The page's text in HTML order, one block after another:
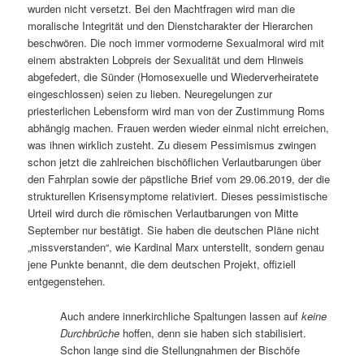
wurden nicht versetzt. Bei den Machtfragen wird man die
moralische Integrität und den Dienstcharakter der Hierarchen
beschwören. Die noch immer vormoderne Sexualmoral wird mit
einem abstrakten Lobpreis der Sexualität und dem Hinweis
abgefedert, die Sünder (Homosexuelle und Wiederverheiratete
eingeschlossen) seien zu lieben. Neuregelungen zur
priesterlichen Lebensform wird man von der Zustimmung Roms
abhängig machen. Frauen werden wieder einmal nicht erreichen,
was ihnen wirklich zusteht. Zu diesem Pessimismus zwingen
schon jetzt die zahlreichen bischöflichen Verlautbarungen über
den Fahrplan sowie der päpstliche Brief vom 29.06.2019, der die
strukturellen Krisensymptome relativiert. Dieses pessimistische
Urteil wird durch die römischen Verlautbarungen von Mitte
September nur bestätigt. Sie haben die deutschen Pläne nicht
„missverstanden“, wie Kardinal Marx unterstellt, sondern genau
jene Punkte benannt, die dem deutschen Projekt, offiziell
entgegenstehen.
Auch andere innerkirchliche Spaltungen lassen aufkeine
Durchbrüche hoffen, denn sie haben sich stabilisiert.
Schon lange sind die Stellungnahmen der Bischöfe